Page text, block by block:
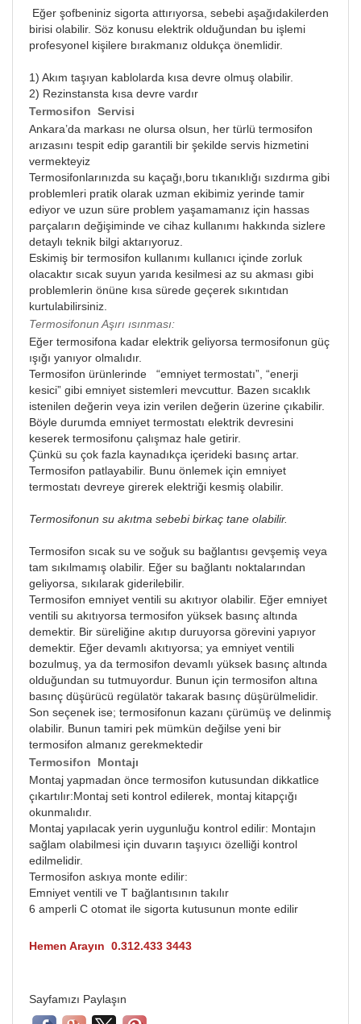
Eğer şofbeniniz sigorta attırıyorsa, sebebi aşağıdakilerden
birisi olabilir. Söz konusu elektrik olduğundan bu işlemi
profesyonel kişilere bırakmanız oldukça önemlidir.
1) Akım taşıyan kablolarda kısa devre olmuş olabilir.
2) Rezinstansta kısa devre vardır
Termosifon Servisi
Ankara’da markası ne olursa olsun, her türlü termosifon
arızasını tespit edip garantili bir şekilde servis hizmetini
vermekteyiz
Termosifonlarınızda su kaçağı,boru tıkanıklığı sızdırma gibi
problemleri pratik olarak uzman ekibimiz yerinde tamir
ediyor ve uzun süre problem yaşamamanız için hassas
parçaların değişiminde ve cihaz kullanımı hakkında sizlere
detaylı teknik bilgi aktarıyoruz.
Eskimiş bir termosifon kullanımı kullanıcı içinde zorluk
olacaktır sıcak suyun yarıda kesilmesi az su akması gibi
problemlerin önüne kısa sürede geçerek sıkıntıdan
kurtulabilirsiniz.
Termosifonun Aşırı ısınması:
Eğer termosifona kadar elektrik geliyorsa termosifonun güç
ışığı yanıyor olmalıdır.
Termosifon ürünlerinde “emniyet termostatı”, “enerji
kesici” gibi emniyet sistemleri mevcuttur. Bazen sıcaklık
istenilen değerin veya izin verilen değerin üzerine çıkabilir.
Böyle durumda emniyet termostatı elektrik devresini
keserek termosifonu çalışmaz hale getirir.
Çünkü su çok fazla kaynadıkça içerideki basınç artar.
Termosifon patlayabilir. Bunu önlemek için emniyet
termostatı devreye girerek elektriği kesmiş olabilir.
Termosifonun su akıtma sebebi birkaç tane olabilir.
Termosifon sıcak su ve soğuk su bağlantısı gevşemiş veya
tam sıkılmamış olabilir. Eğer su bağlantı noktalarından
geliyorsa, sıkılarak giderilebilir.
Termosifon emniyet ventili su akıtıyor olabilir. Eğer emniyet
ventili su akıtıyorsa termosifon yüksek basınç altında
demektir. Bir süreliğine akıtıp duruyorsa görevini yapıyor
demektir. Eğer devamlı akıtıyorsa; ya emniyet ventili
bozulmuş, ya da termosifon devamlı yüksek basınç altında
olduğundan su tutmuyordur. Bunun için termosifon altına
basınç düşürücü regülatör takarak basınç düşürülmelidir.
Son seçenek ise; termosifonun kazanı çürümüş ve delinmiş
olabilir. Bunun tamiri pek mümkün değilse yeni bir
termosifon almanız gerekmektedir
Termosifon Montajı
Montaj yapmadan önce termosifon kutusundan dikkatlice
çıkartılır:Montaj seti kontrol edilerek, montaj kitapçığı
okunmalıdır.
Montaj yapılacak yerin uygunluğu kontrol edilir: Montajın
sağlam olabilmesi için duvarın taşıyıcı özelliği kontrol
edilmelidir.
Termosifon askıya monte edilir:
Emniyet ventili ve T bağlantısının takılır
6 amperli C otomat ile sigorta kutusunun monte edilir
Hemen Arayın 0.312.433 3443
Sayfamızı Paylaşın